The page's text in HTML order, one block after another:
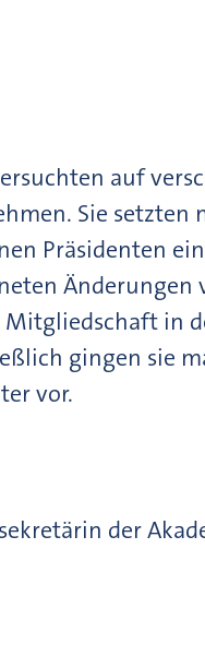
auf
Sie setzten
Präsidenten
Änderungen
in
gingen sie
vor.
der